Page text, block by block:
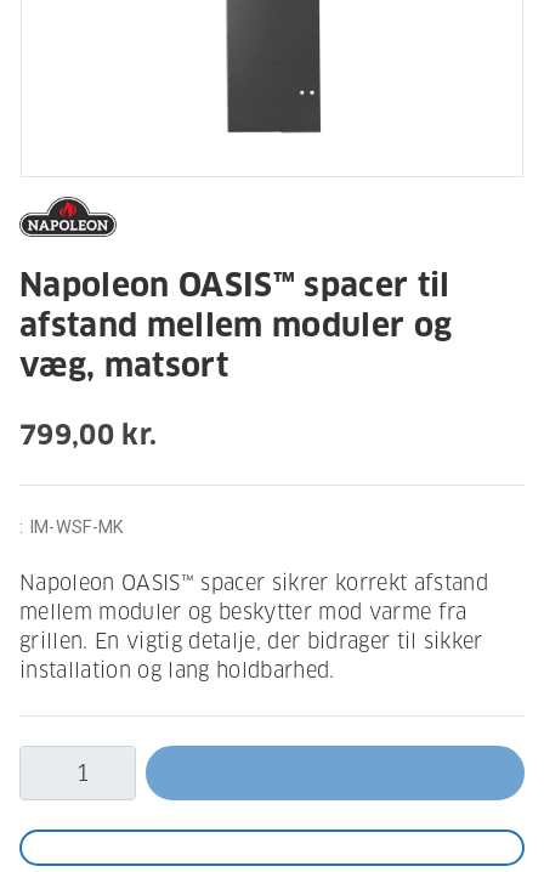
Napoleon OASIS™ spacer til
afstand mellem moduler og
væg, matsort
799,00 kr.
: IM-WSF-MK
Napoleon OASIS™ spacer sikrer korrekt afstand
mellem moduler og beskytter mod varme fra
grillen. En vigtig detalje, der bidrager til sikker
installation og lang holdbarhed.